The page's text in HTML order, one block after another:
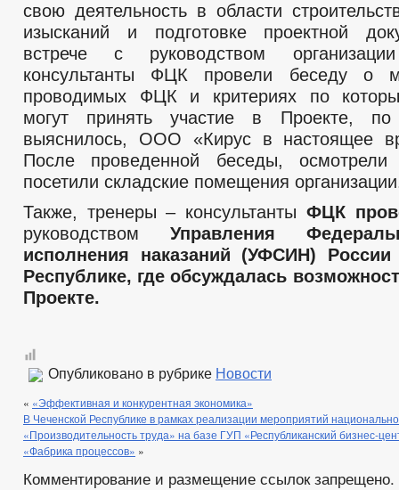
свою деятельность в области
изысканий и подготовке проектной
встрече с руководством
консультанты ФЦК провели беседу о
проводимых ФЦК и критериях по
могут принять участие в Проекте,
выяснилось, ООО «Кирус в настоящее
После проведенной беседы,
посетили складские помещения
Также, тренеры – консультанты ФЦК
руководством Управления
исполнения наказаний (УФСИН)
Республике, где обсуждалась
Проекте.
Опубликовано в рубрике Новости
« «Эффективная и конкурентная экономика»
В Чеченской Республике в рамках реализации мероприятий
«Производительность труда» на базе ГУП «Республиканский бизнес-
«Фабрика процессов» »
Комментирование и размещение ссылок запрещено.